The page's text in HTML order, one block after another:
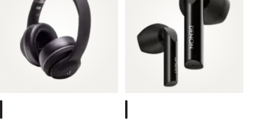
INSPIRATION
MÆRKER
NYHEDER